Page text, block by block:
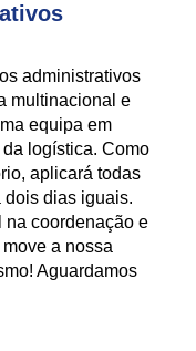
administrativos
multinacional e
equipa em
logística. Como
aplicará todas
dois dias iguais.
na coordenação e
a nossa
Aguardamos